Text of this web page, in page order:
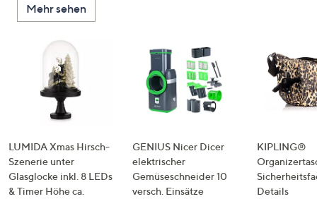
Mehr sehen
LUMIDA Xmas Hirsch-
Szenerie unter
Glasglocke inkl. 8 LEDs
& Timer Höhe ca.
GENIUS Nicer Dicer
elektrischer
Gemüseschneider 10
versch. Einsätze
KIPLING®
Details